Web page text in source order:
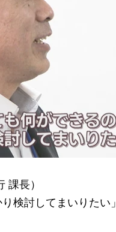
課長）
検討してまいりたい」